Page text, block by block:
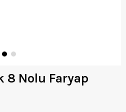
8 Nolu Faryap